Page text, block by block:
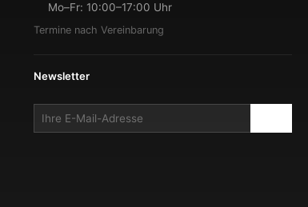
Mo–Fr: 10:00–17:00 Uhr
Termine nach Vereinbarung
Newsletter